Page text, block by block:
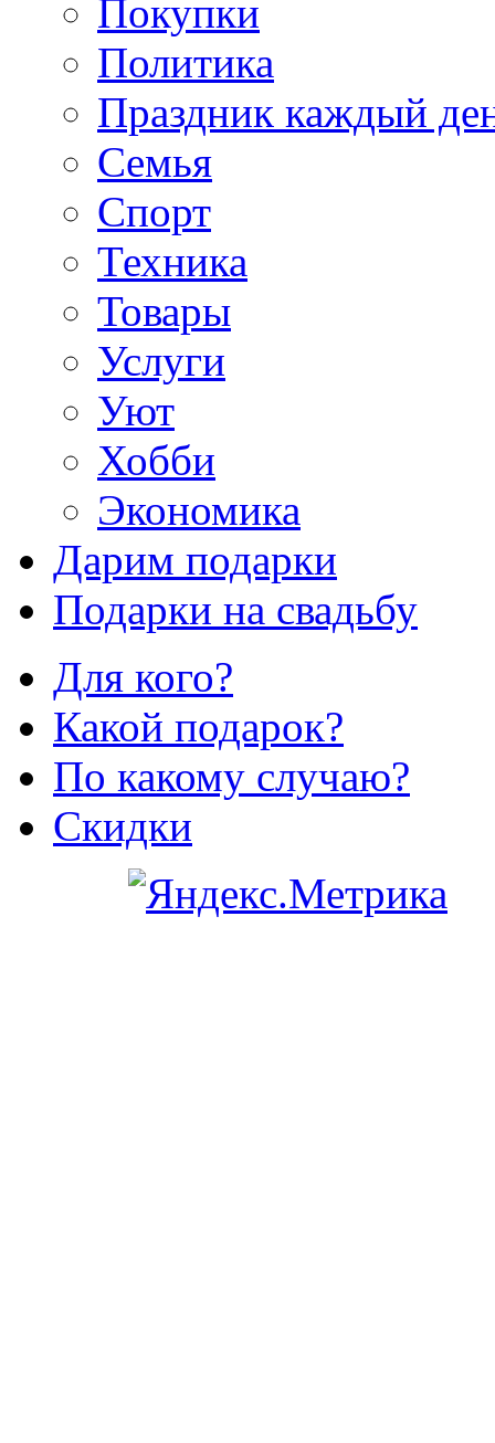
Покупки
Политика
Праздник каждый
Семья
Спорт
Техника
Товары
Услуги
Уют
Хобби
Экономика
Дарим подарки
Подарки на свадьбу
Для кого?
Какой подарок?
По какому случаю?
Скидки